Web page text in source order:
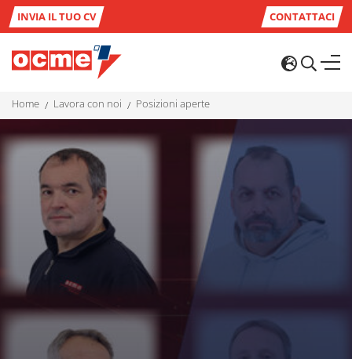
INVIA IL TUO CV CONTATTACI
home lavora con noi posizioni aperte